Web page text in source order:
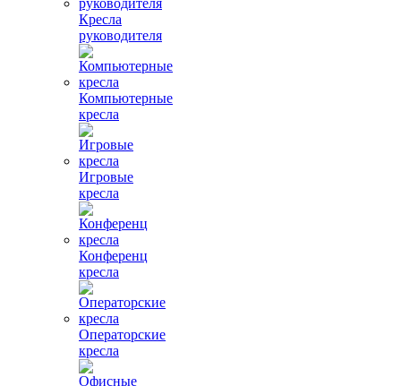
Кресла
руководителя
Компьютерные
кресла
Игровые
кресла
Конференц
кресла
Операторские
кресла